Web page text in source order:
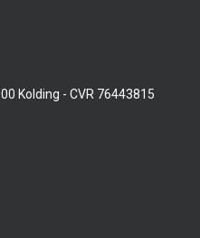
Kolding - CVR 76443815